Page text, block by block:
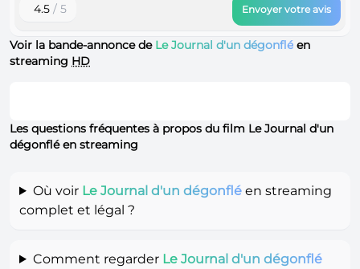
4.5 / 5 Envoyer votre avis
Voir la bande-annonce de Le Journal d'un dégonflé en
streaming HD
Les questions fréquentes à propos du film Le Journal d'un
dégonflé en streaming
Où voir Le Journal d'un dégonfléen streaming
complet et légal ?
Comment regarder Le Journal d'un dégonflé